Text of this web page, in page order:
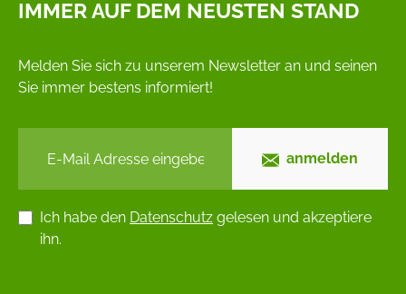
IMMER AUF DEM NEUSTEN STAND
Melden Sie sich zu unserem Newsletter an und seinen
Sie immer bestens informiert!
anmelden
Ich habe den Datenschutz gelesen und akzeptiere
ihn.